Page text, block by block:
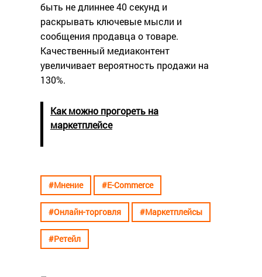
быть не длиннее 40 секунд и
раскрывать ключевые мысли и
сообщения продавца о товаре.
Качественный медиаконтент
увеличивает вероятность продажи на
130%.
Как можно прогореть на
маркетплейсе
#Мнение #E-Commerce
#Онлайн-торговля #Маркетплейсы
#Ретейл